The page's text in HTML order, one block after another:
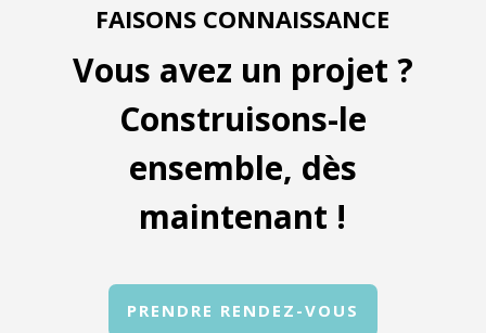
FAISONS CONNAISSANCE
Vous avez un projet ?
Construisons-le
ensemble, dès
maintenant !
PRENDRE RENDEZ-VOUS